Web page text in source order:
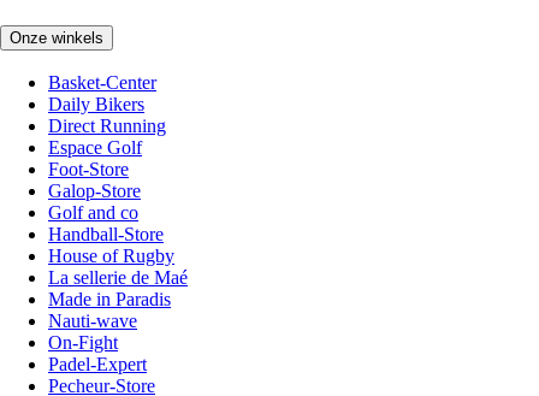
Onze winkels
Basket-Center
Daily Bikers
Direct Running
Espace Golf
Foot-Store
Galop-Store
Golf and co
Handball-Store
House of Rugby
La sellerie de Maé
Made in Paradis
Nauti-wave
On-Fight
Padel-Expert
Pecheur-Store